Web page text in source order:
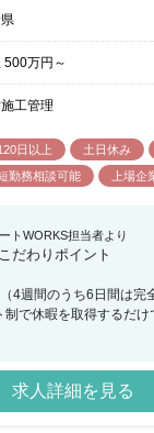
500万円 ～
工管理
日以上 土日休み
勤務相談可能 上場
トWORKS担当者より
だわりポイント
4週間のうち6日間は完
で休暇を取得するだけ
社社員も含めた業界全
業界の中でも働きやす
求人詳細を見る